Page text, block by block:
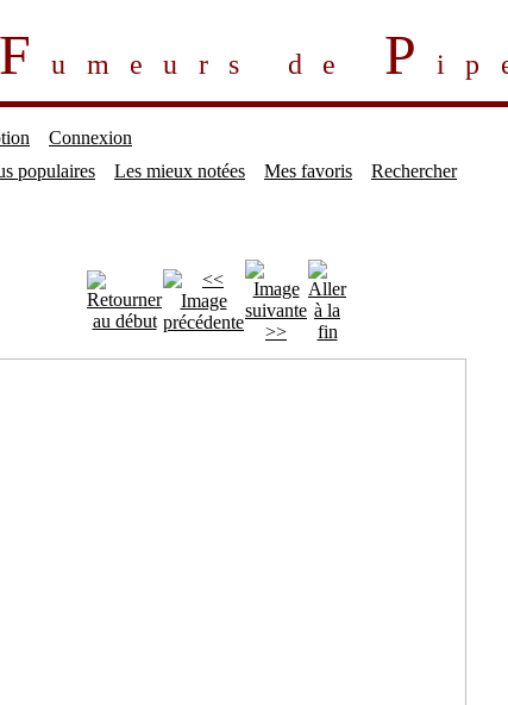
Fumeurs de P
Connexion
populaires Les mieux notées Mes favoris Rechercher